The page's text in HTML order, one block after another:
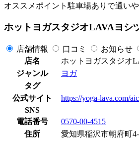
オススメポイント駐車場ありで通い
ホットヨガスタジオLAVAヨシ
店舗情報 口コミ お知らせ
店名
ホットヨガスタジオ
ジャンル
ヨガ
タグ
公式サイト
https://yoga-lava.com/
SNS
電話番号
0570-00-4515
住所
愛知県稲沢市朝府町